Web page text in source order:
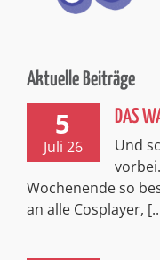
Aktuelle Beiträge
5
Juli 26
DAS
Und
Wochenende so
an alle Cosplayer,